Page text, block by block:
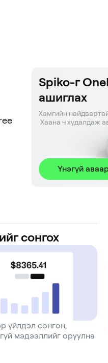
Spiko-г
ашиглах
Хамгийн
Хаана ч худалдаж
Үнэгүй
сонгох
үйлдэл сонгон,
мэдээллийг оруулна